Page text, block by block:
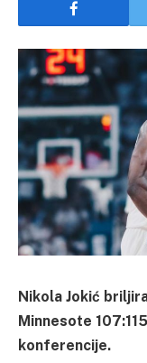
Nikola Jokić
Minnesote
konferencije.